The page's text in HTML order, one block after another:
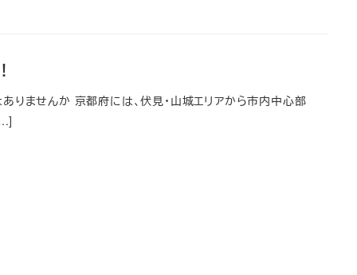
ませんか 京都府には、伏見・山城エリアから市内中心部